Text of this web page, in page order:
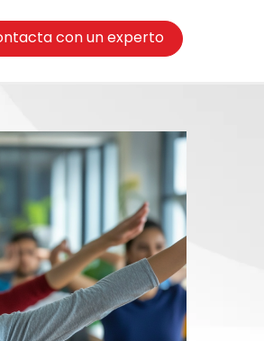
con un experto